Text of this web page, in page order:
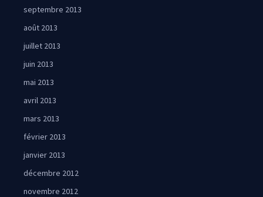
septembre 2013
août 2013
juillet 2013
juin 2013
mai 2013
avril 2013
mars 2013
février 2013
janvier 2013
décembre 2012
novembre 2012